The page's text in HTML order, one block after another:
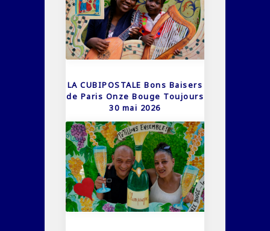
LA CUBIPOSTALE Bons Baisers
de Paris Onze Bouge Toujours
30 mai 2026